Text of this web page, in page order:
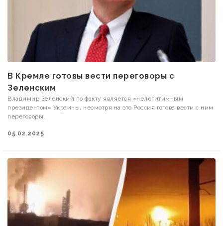
В Кремле готовы вести переговоры с
Зеленским
Владимир Зеленский по факту является «нелегитимным
президентом» Украины, несмотря на это Россия готова вести с ним
переговоры.
05.02.2025